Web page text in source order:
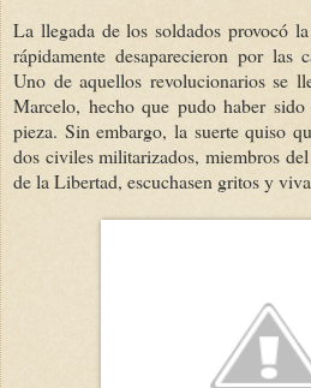
La llegada de los soldados provocó
rápidamente desaparecieron por las
Uno de aquellos revolucionarios se
Marcelo, hecho que pudo haber
pieza. Sin embargo, la suerte quiso
dos civiles militarizados, miembros
de la Libertad, escuchasen gritos y